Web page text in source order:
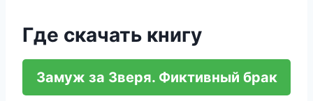
Где скачать книгу
Замуж за Зверя. Фиктивный брак